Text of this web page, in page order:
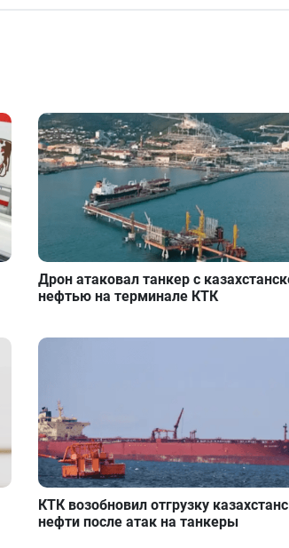
Дрон атаковал танкер с
нефтью на терминале КТК
КТК возобновил отгрузку
нефти после атак на танкеры